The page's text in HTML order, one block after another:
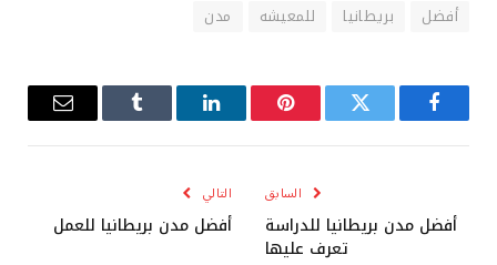
أفضل بريطانيا للمعيشه مدن
فيسبوك تويتر بينتيريستلينكدإن Tumblr
البريد
السابق
أفضل مدن بريطانيا للدراسة
تعرف عليها
التالي
أفضل مدن بريطانيا للعمل